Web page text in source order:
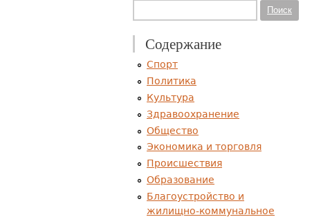
Поиск
Содержание
Спорт
Политика
Культура
Здравоохранение
Общество
Экономика и торговля
Происшествия
Образование
Благоустройство и
жилищно-коммунальное